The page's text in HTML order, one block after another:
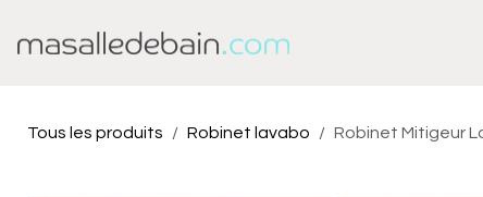
Tous les produits Robinet lavabo Robinet Mitigeur